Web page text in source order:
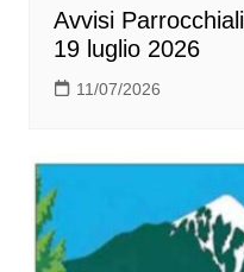
Avvisi
19 luglio 2026
11/07/2026